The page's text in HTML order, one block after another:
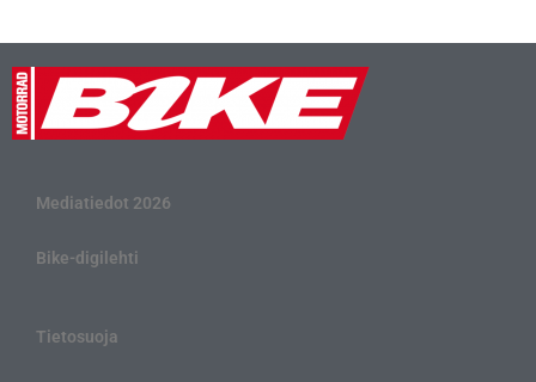
Mediatiedot 2026
Bike-digilehti
Tietosuoja